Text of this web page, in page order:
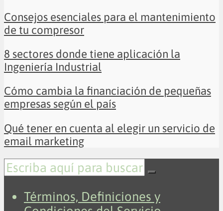
Consejos esenciales para el mantenimiento
de tu compresor
8 sectores donde tiene aplicación la
Ingeniería Industrial
Cómo cambia la financiación de pequeñas
empresas según el país
Qué tener en cuenta al elegir un servicio de
email marketing
Términos, Definiciones y